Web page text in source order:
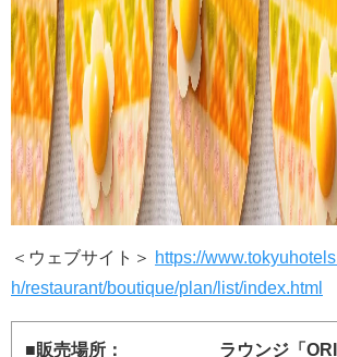
＜ウェブサイト＞ https://
h/restaurant/boutique/plan/list/index.html
■販売場所： ラウンジ「